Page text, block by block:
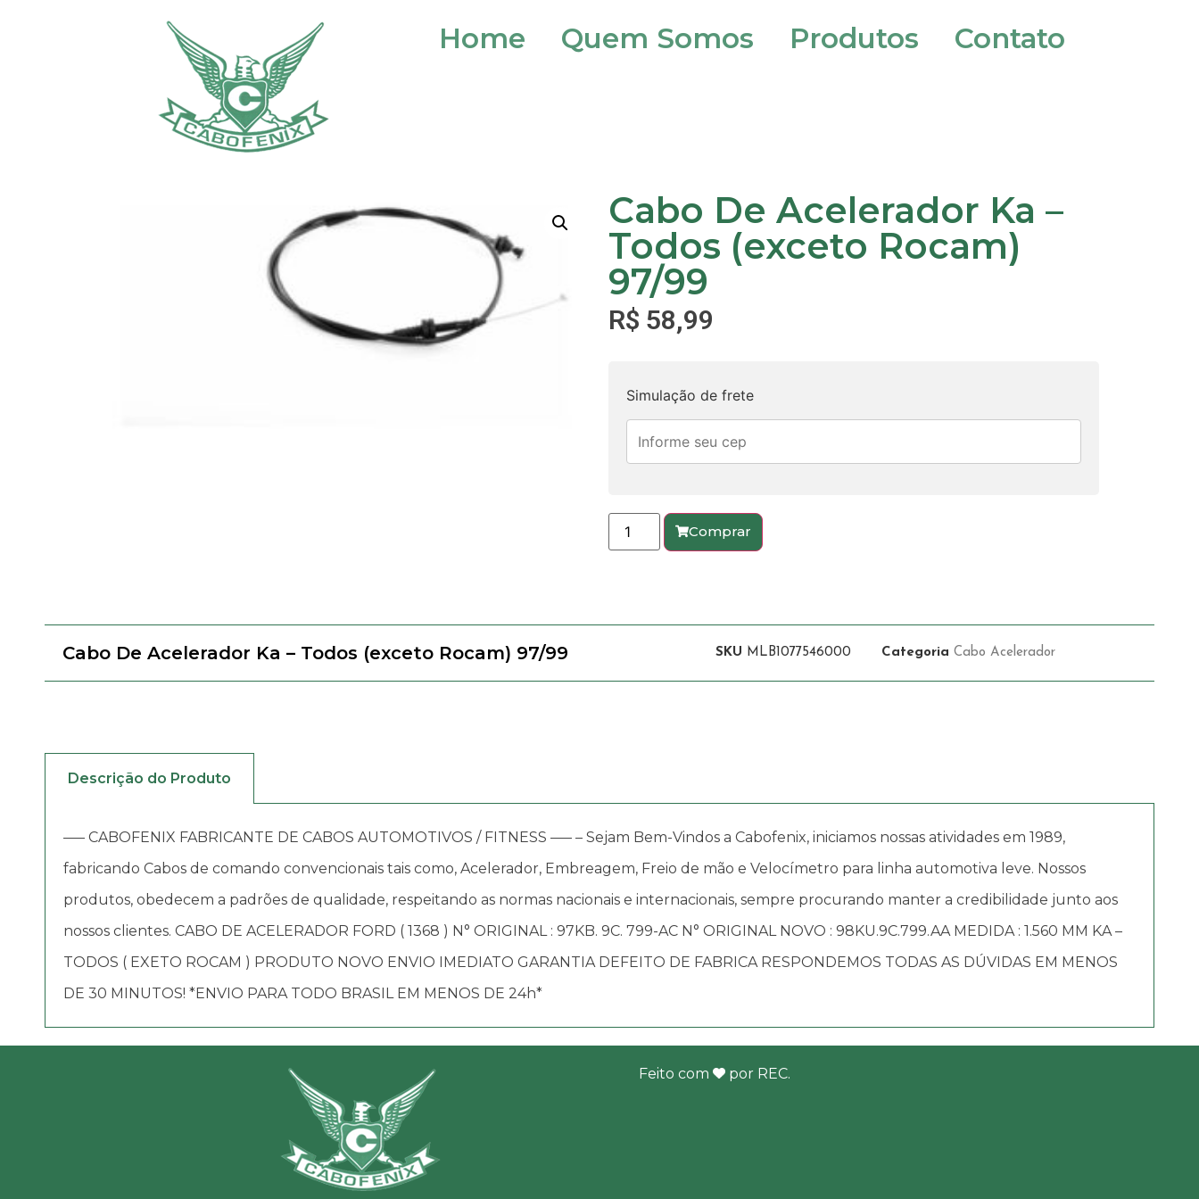
Home Quem Somos Produtos Contato
Cabo De Acelerador Ka –
Todos (exceto Rocam)
97/99
R$ 58,99
Simulação de frete
Comprar
Cabo De Acelerador Ka – Todos (exceto Rocam) 97/99 SKU MLB1077546000 Categoria Cabo Acelerador
Descrição do Produto
—– CABOFENIX FABRICANTE DE CABOS AUTOMOTIVOS / FITNESS —– – Sejam Bem-Vindos a Cabofenix, iniciamos nossas atividades em 1989,
fabricando Cabos de comando convencionais tais como, Acelerador, Embreagem, Freio de mão e Velocímetro para linha automotiva leve. Nossos
produtos, obedecem a padrões de qualidade, respeitando as normas nacionais e internacionais, sempre procurando manter a credibilidade junto aos
nossos clientes. CABO DE ACELERADOR FORD ( 1368 ) N° ORIGINAL : 97KB. 9C. 799-AC N° ORIGINAL NOVO : 98KU.9C.799.AA MEDIDA : 1.560 MM KA –
TODOS ( EXETO ROCAM ) PRODUTO NOVO ENVIO IMEDIATO GARANTIA DEFEITO DE FABRICA RESPONDEMOS TODAS AS DÚVIDAS EM MENOS
DE 30 MINUTOS! *ENVIO PARA TODO BRASIL EM MENOS DE 24h*
Feito com por REC.